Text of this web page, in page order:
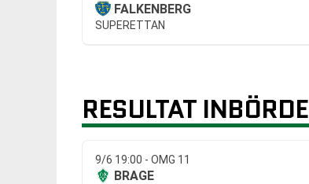
FALKENBERG
SUPERETTAN
RESULTAT
9/6 19:00 - OMG 11
BRAGE